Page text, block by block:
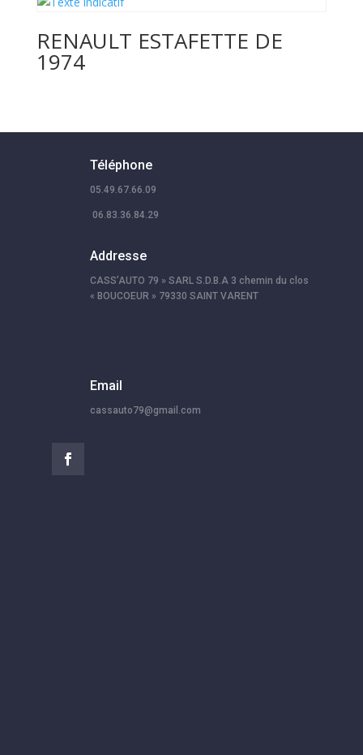
RENAULT ESTAFETTE DE
1974
Téléphone
05.49.67.66.09
06.83.36.84.29
Addresse
CASS’AUTO 79 » SARL S.D.B.A 3 chemin du clos
« BOUCOEUR » 79330 SAINT VARENT
Email
cassauto79@gmail.com